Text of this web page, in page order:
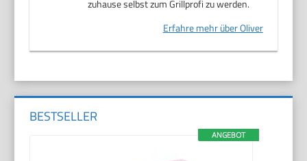
zuhause selbst zum Grillprofi zu werden.
Erfahre mehr über Oliver
BESTSELLER
ANGEBOT